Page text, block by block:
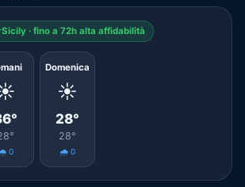
· fino a 72h alta affidabilità
0
Domenica
☀️
28°
28°
🌧️ 0